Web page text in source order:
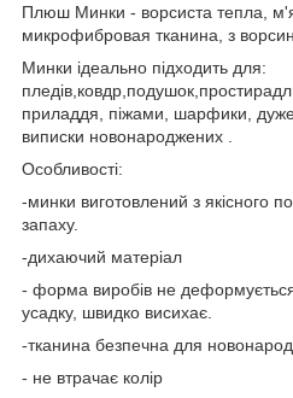
Плюш Минки - ворсиста тепла,
микрофибровая тканина, з
Минки ідеально підходить для:
приладдя, піжами, шарфики, дуже
виписки новонароджених .
Особливості:
-минки виготовлений з якісного
запаху.
-дихаючий матеріал
- форма виробів не
усадку, швидко висихає.
-тканина безпечна для
- не втрачає колір